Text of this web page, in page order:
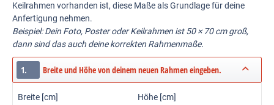
Keilrahmen vorhanden ist, diese Maße als Grundlage für deine
Anfertigung nehmen.
Beispiel: Dein Foto, Poster oder Keilrahmen ist 50 × 70 cm groß,
dann sind das auch deine korrekten Rahmenmaße.
1. Breite und Höhe von deinem neuen Rahmen eingeben.
Breite [cm] Höhe [cm]